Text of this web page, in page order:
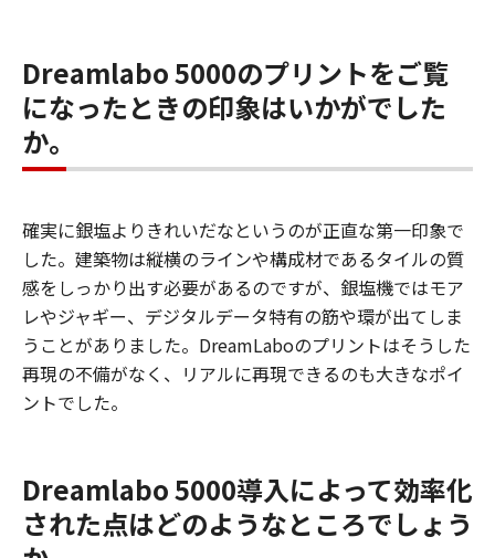
Dreamlabo 5000のプリントをご覧
になったときの印象はいかがでした
か。
確実に銀塩よりきれいだなというのが正直な第一印象で
した。建築物は縦横のラインや構成材であるタイルの質
感をしっかり出す必要があるのですが、銀塩機ではモア
レやジャギー、デジタルデータ特有の筋や環が出てしま
うことがありました。DreamLaboのプリントはそうした
再現の不備がなく、リアルに再現できるのも大きなポイ
ントでした。
Dreamlabo 5000導入によって効率化
された点はどのようなところでしょう